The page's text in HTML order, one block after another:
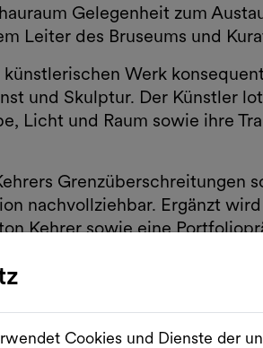
Gelegenheit zum
Leiter des Bruseums und
Werk
und Skulptur. Der Künstler
Licht und Raum sowie ihre
Grenzüberschreitungen
nachvollziehbar. Ergänzt
Kehrer sowie eine
des „EIKON
auf.
Cookies und Dienste der